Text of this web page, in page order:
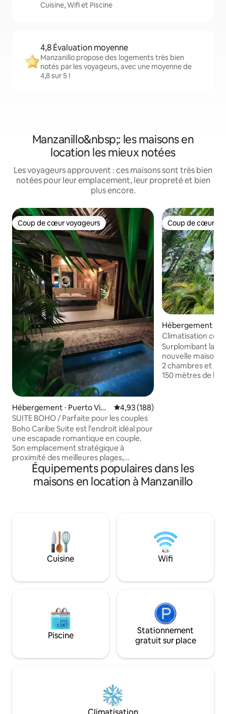
Cuisine, Wifi et Piscine
4,8 Évaluation moyenne
Manzanillo propose des logements très bien
notés par les voyageurs, avec une moyenne de
4,8 sur 5 !
Manzanillo&nbsp;: les maisons en
location les mieux notées
Les voyageurs approuvent : ces maisons sont très bien
notées pour leur emplacement, leur propreté et bien
plus encore.
Coup de cœur voyageurs
Coup de cœur voyageurs
Hébergement ⋅ Puerto Viej
o de Talamanca
Évaluation moyenne sur la
4,93 (188)
SUITE BOHO / Parfaite pour les couples
Boho Caribe Suite est l'endroit idéal pour
une escapade romantique en couple.
Son emplacement stratégique à
proximité des meilleures plages,
supermarchés, restaurants et cafés de
la région la rend unique. Elle a tout pour
plaire ! Même concept de confort et de
Internet par fibre optique, de la
climatisation, d'espaces confortables,
d'une salle de bains en marbre, d'un lit
king size, d'une cuisine équipée, de tout
des journées incroyables au paradis !
Coup de cœur
Coup de cœur
Hébergement ⋅
Climatisation
plage ~ Cuisine ~
Surplombant la
nouvelle maison
2 chambres et 2,5
150 mètres de la
et à 5 minutes
terrasses et
table dans la salle
Équipements populaires dans les
maisons en location à Manzanillo
Cuisine Wifi
Piscine
Stationnement
gratuit sur place